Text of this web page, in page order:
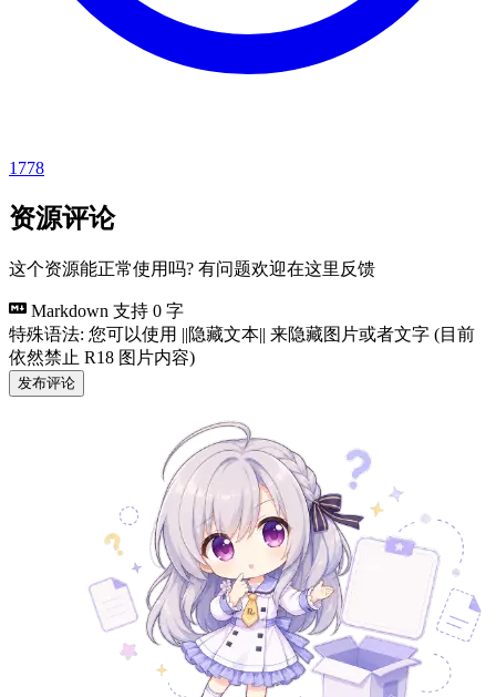
1778
资源评论
这个资源能正常使用吗? 有问题欢迎在这里反馈
Markdown 支持 0 字
特殊语法: 您可以使用 ||隐藏文本|| 来隐藏图片或者文字 (目前
依然禁止 R18 图片内容)
发布评论